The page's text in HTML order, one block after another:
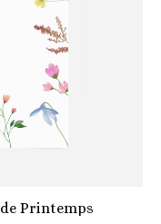
Printemps